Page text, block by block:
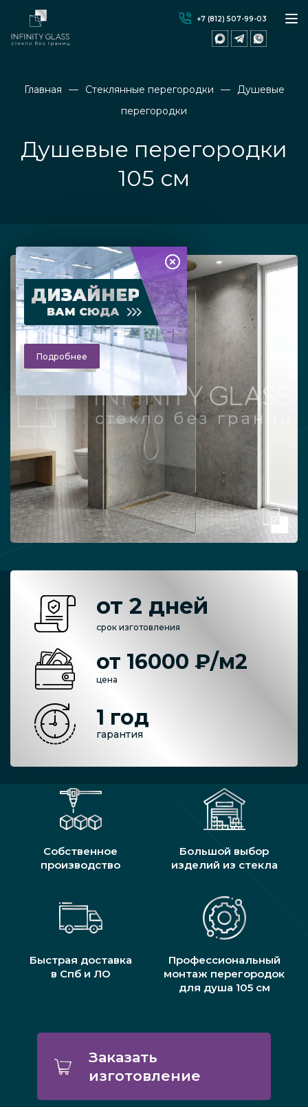
+7 (812) 507-99-03
Главная Стеклянные перегородки
Душевые
перегородки
Душевые перегородки
105 см
ДИЗАЙНЕР
ВАМ СЮДА
Подробнее
от 2 дней
срок изготовления
от 16000 ₽/м2
цена
1 год
гарантия
Собственное
производство
Большой выбор
изделий из стекла
Быстрая доставка
в Спб и ЛО
Профессиональный
монтаж перегородок
для душа 105 см
Заказать
изготовление